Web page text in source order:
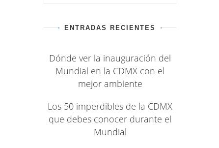
ENTRADAS RECIENTES
Dónde ver la inauguración del
Mundial en la CDMX con el
mejor ambiente
Los 50 imperdibles de la CDMX
que debes conocer durante el
Mundial